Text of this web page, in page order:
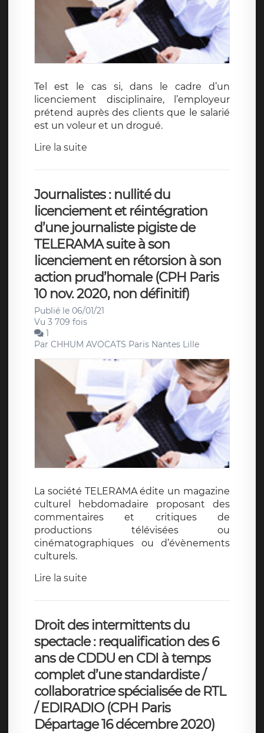
Tel est le cas si, dans le cadre d’un
licenciement disciplinaire, l’employeur
prétend auprès des clients que le salarié
est un voleur et un drogué.
Lire la suite
Journalistes : nullité du
licenciement et réintégration
d’une journaliste pigiste de
TELERAMA suite à son
licenciement en rétorsion à son
action prud’homale (CPH Paris
10 nov. 2020, non définitif)
Publié le 06/01/21
Vu 3 709 fois
1
Par CHHUM AVOCATS Paris Nantes Lille
La société TELERAMA édite un magazine
culturel hebdomadaire proposant des
commentaires et critiques de
productions télévisées ou
cinématographiques ou d’évènements
culturels.
Lire la suite
Droit des intermittents du
spectacle : requalification des 6
ans de CDDU en CDI à temps
complet d’une standardiste /
collaboratrice spécialisée de RTL
/ EDIRADIO (CPH Paris
Départage 16 décembre 2020)